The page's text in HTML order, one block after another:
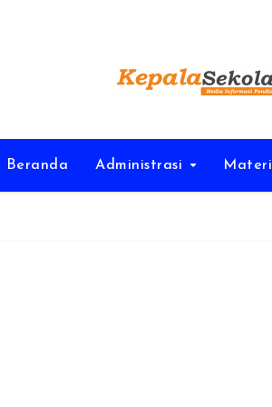
Beranda Administrasi Materi